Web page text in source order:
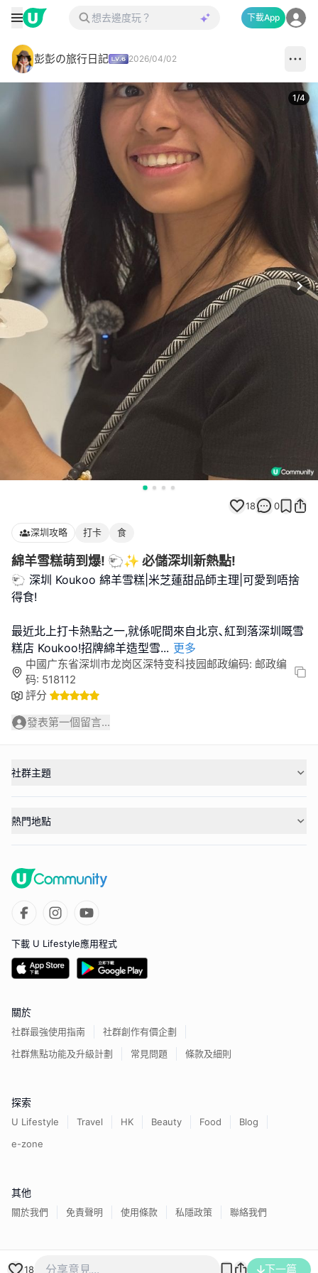
下載App
彭彭の旅行日記 2026/04/02
1/4
18 0
深圳攻略 打卡 食
綿羊雪糕萌到爆! 🐑✨ 必儲深圳新熱點!
🐑 深圳 Koukoo 綿羊雪糕|米芝蓮甜品師主理|可愛到唔捨
得食!
最近北上打卡熱點之一,就係呢間來自北京､紅到落深圳嘅雪
糕店 Koukoo!招牌綿羊造型雪... 更多
中國广东省深圳市龙岗区深特变科技园邮政编码: 邮政编
码: 518112
評分
發表第一個留言...
18 下一篇
社群主題
熱門地點
下載 U Lifestyle應用程式
關於
社群最強使用指南
社群創作有價企劃
社群焦點功能及升級計劃
常見問題 條款及細則
探索
U Lifestyle Travel HK Beauty Food
Blog
e-zone
其他
關於我們 免責聲明 使用條款 私隱政策 聯絡我們
香港經濟日報版權所有©